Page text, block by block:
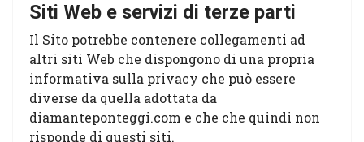
Siti Web e servizi di terze parti
Il Sito potrebbe contenere collegamenti ad
altri siti Web che dispongono di una propria
informativa sulla privacy che può essere
diverse da quella adottata da
diamanteponteggi.com e che che quindi non
risponde di questi siti.